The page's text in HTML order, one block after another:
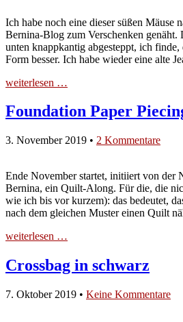
Ich habe noch eine dieser süßen Mäuse
Bernina-Blog zum Verschenken genäht.
unten knappkantig abgesteppt, ich
Form besser. Ich habe wieder eine alte
weiterlesen …
Foundation Paper
3. November 2019 • 2 Kommentare
Ende November startet, initiiert von der
Bernina, ein Quilt-Along. Für die, die
wie ich bis vor kurzem): das bedeutet,
nach dem gleichen Muster einen Quilt
weiterlesen …
Crossbag in schwarz
7. Oktober 2019 • Keine Kommentare